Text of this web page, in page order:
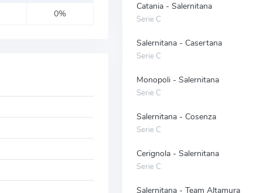
0%
Catania - Salernitana
Serie C
Salernitana - Casertana
Serie C
Monopoli - Salernitana
Serie C
Salernitana - Cosenza
Serie C
Cerignola - Salernitana
Serie C
Salernitana - Team Altamura